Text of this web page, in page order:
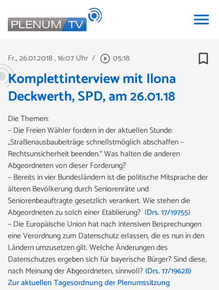
menu
Fr., 26.01.2018, 16:07 Uhr / play_circle_outline 05:18 bookmark_border
Komplettinterview mit Ilona
Deckwerth, SPD, am 26.01.18
Die Themen:
– Die Freien Wähler fordern in der aktuellen Stunde:
„Straßenausbaubeiträge schnellstmöglich abschaffen –
Rechtsunsicherheit beenden.“ Was halten die anderen
Abgeordneten von dieser Forderung?
– Bereits in vier Bundesländern ist die politische Mitsprache der
älteren Bevölkerung durch Seniorenräte und
Seniorenbeauftragte gesetzlich verankert. Wie stehen die
Abgeordneten zu solch einer Etablierung? (Drs. 17/19755)
– Die Europäische Union hat nach intensiven Besprechungen
eine Verordnung zum Datenschutz erlassen, die es nun in den
Ländern umzusetzen gilt. Welche Änderungen des
Datenschutzes ergeben sich für bayerische Bürger? Sind diese,
nach Meinung der Abgeordneten, sinnvoll?(Drs. 17/19628)
Zur aktuellen Tagesordnung der Plenumssitzung